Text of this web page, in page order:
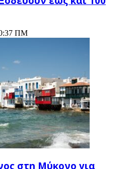
ΠΜ
στη Μύκονο για